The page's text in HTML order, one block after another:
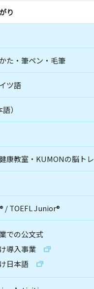
り
た・筆ペン・毛筆
ツ語
）
康教室・KUMONの脳トレ
® /TOEFL Junior®
での公文式
導入事業
日本語